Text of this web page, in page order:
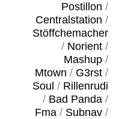
Postillon /
Centralstation /
Stöffchemacher
/ Norient/
Mashup/
Mtown / G3rst/
Soul / Rillenrudi
/ Bad Panda/
Fma/ Subnav/